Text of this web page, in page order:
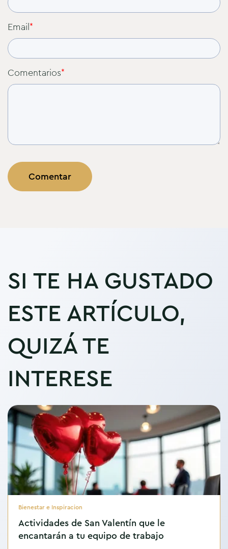
Email*
Comentarios*
SI TE HA GUSTADO
ESTE ARTÍCULO,
QUIZÁ TE
INTERESE
Bienestar e Inspiracion
Actividades de San Valentín que le
encantarán a tu equipo de trabajo